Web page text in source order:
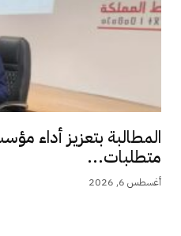
المطالبة بتعزيز أداء
متطلبات...
أغسطس 6, 2026